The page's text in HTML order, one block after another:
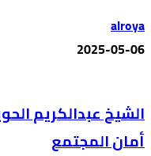
alroya
2025-05-06
الشيخ عبدالكريم
أمان المجتمع